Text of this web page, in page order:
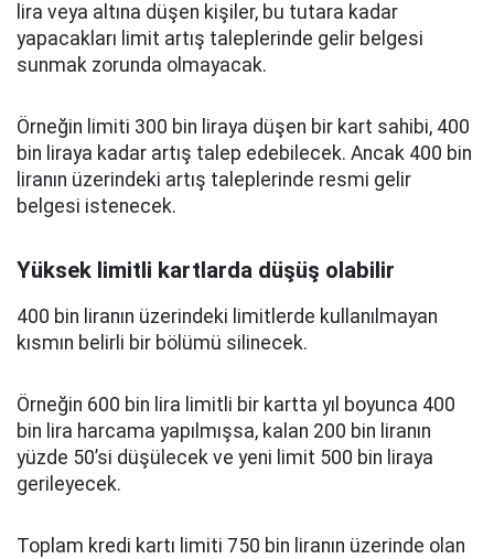
lira veya altına düşen kişiler, bu tutara kadar
yapacakları limit artış taleplerinde gelir belgesi
sunmak zorunda olmayacak.
Örneğin limiti 300 bin liraya düşen bir kart sahibi, 400
bin liraya kadar artış talep edebilecek. Ancak 400 bin
liranın üzerindeki artış taleplerinde resmi gelir
belgesi istenecek.
Yüksek limitli kartlarda düşüş olabilir
400 bin liranın üzerindeki limitlerde kullanılmayan
kısmın belirli bir bölümü silinecek.
Örneğin 600 bin lira limitli bir kartta yıl boyunca 400
bin lira harcama yapılmışsa, kalan 200 bin liranın
yüzde 50’si düşülecek ve yeni limit 500 bin liraya
gerileyecek.
Toplam kredi kartı limiti 750 bin liranın üzerinde olan